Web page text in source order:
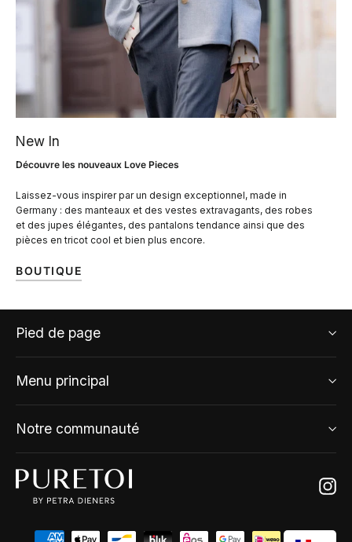
New In
Découvre les nouveaux Love Pieces
Laissez-vous inspirer par un design exceptionnel, made in
Germany : des manteaux et des vestes extravagants, des robes
et des jupes élégantes, des pantalons tendance ainsi que des
pièces en tricot cool et bien plus encore.
BOUTIQUE
Pied de page
Menu principal
Notre communauté